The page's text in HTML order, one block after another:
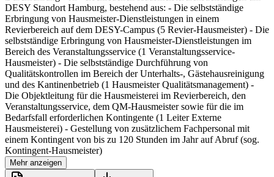
DESY Standort Hamburg, bestehend aus: - Die selbstständige
Erbringung von Hausmeister-Dienstleistungen in einem
Revierbereich auf dem DESY-Campus (5 Revier-Hausmeister) - Die
selbstständige Erbringung von Hausmeister-Dienstleistungen im
Bereich des Veranstaltungsservice (1 Veranstaltungsservice-
Hausmeister) - Die selbstständige Durchführung von
Qualitätskontrollen im Bereich der Unterhalts-, Gästehausreinigung
und des Kantinenbetrieb (1 Hausmeister Qualitätsmanagement) -
Die Objektleitung für die Hausmeisterei im Revierbereich, den
Veranstaltungsservice, dem QM-Hausmeister sowie für die im
Bedarfsfall erforderlichen Kontingente (1 Leiter Externe
Hausmeisterei) - Gestellung von zusätzlichem Fachpersonal mit
einem Kontingent von bis zu 120 Stunden im Jahr auf Abruf (sog.
Kontingent-Hausmeister)
Mehr anzeigen